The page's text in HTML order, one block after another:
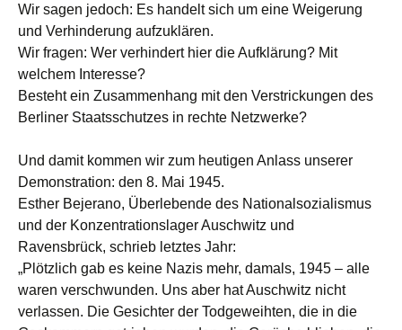
Wir sagen jedoch: Es handelt sich um eine Weigerung
und Verhinderung aufzuklären.
Wir fragen: Wer verhindert hier die Aufklärung? Mit
welchem Interesse?
Besteht ein Zusammenhang mit den Verstrickungen des
Berliner Staatsschutzes in rechte Netzwerke?
Und damit kommen wir zum heutigen Anlass unserer
Demonstration: den 8. Mai 1945.
Esther Bejerano, Überlebende des Nationalsozialismus
und der Konzentrationslager Auschwitz und
Ravensbrück, schrieb letztes Jahr:
„Plötzlich gab es keine Nazis mehr, damals, 1945 – alle
waren verschwunden. Uns aber hat Auschwitz nicht
verlassen. Die Gesichter der Todgeweihten, die in die